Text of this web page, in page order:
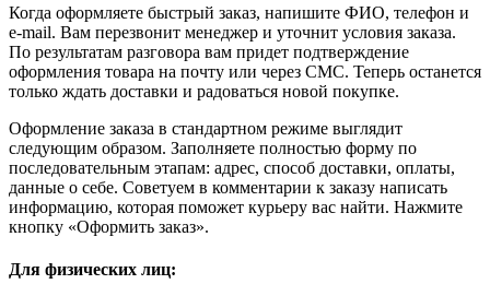
Когда оформляете быстрый заказ, напишите ФИО, телефон и
e-mail. Вам перезвонит менеджер и уточнит условия заказа.
По результатам разговора вам придет подтверждение
оформления товара на почту или через СМС. Теперь останется
только ждать доставки и радоваться новой покупке.
Оформление заказа в стандартном режиме выглядит
следующим образом. Заполняете полностью форму по
последовательным этапам: адрес, способ доставки, оплаты,
данные о себе. Советуем в комментарии к заказу написать
информацию, которая поможет курьеру вас найти. Нажмите
кнопку «Оформить заказ».
Для физических лиц: